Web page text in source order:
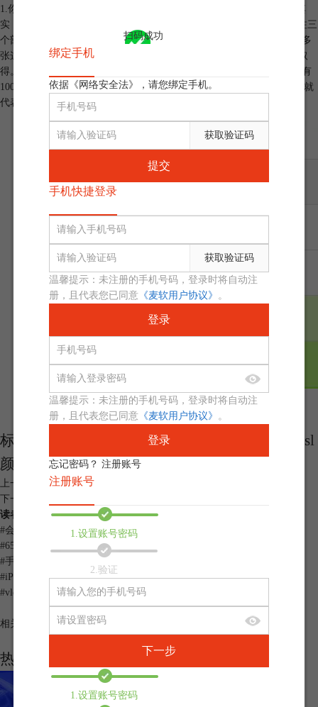
扫码成功
绑定手机
依据《网络安全法》，请您绑定手机。
获取验证码
提交
手机快捷登录
获取验证码
温馨提示：未注册的手机号码，登录时将自动注
册，且代表您已同意 《麦软用户协议》 。
登录
温馨提示：未注册的手机号码，登录时将自动注
册，且代表您已同意 《麦软用户协议》 。
登录
忘记密码？ 注册账号
注册账号
1.设置账号密码
2.验证
下一步
1.设置账号密码
1.你是否见到过如下图所示类似的颜色对照表，却不理解它的意思？其
实，这种对照表是HSL颜色查询对照表的一部分。看懂这张表需要关注三
个部分：左上角的度数、X轴以及Y轴。完整的HSL颜色查询对照表由多
张这种表组成，每一个表代表一种色调。每个色调以30度间隔从色环取
得。如下图所示，90度就代表黄-绿色调。表中的 X轴代表饱和度，共有
100%, 75%, 50%, 25%, 0%五个单位。 Y轴则代表亮度。不同的格中，就
代表着不同的颜色。用这种方式几乎可以表示所有的颜色。
图1：一种HSL颜色查询表
展开阅读全文
︾
标签： ，HSL调整
hsl
颜色空间
上一篇：
关键帧动画效果 关键帧动画和逐帧动画的区别
下一篇：
读者也访问过这里:
#会声会影换机教程
#650款漂亮实用的会声会影遮罩素材
#手机拍视频防抖技巧 相机拍视频怎么防抖
#iPhone拍HDR视频会声会影不支持怎么办 怎么对视频进行转码
#vlog怎样拍摄和后期剪辑 vlog剪辑注意事项
相关应用
热门课程推荐